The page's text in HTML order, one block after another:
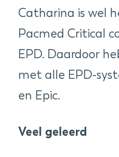
Catharina is wel
Pacmed Critical
EPD. Daardoor
met alle EPD-
en Epic.
Veel geleerd